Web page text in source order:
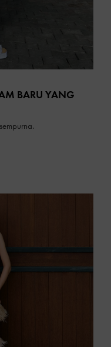
BARU YANG